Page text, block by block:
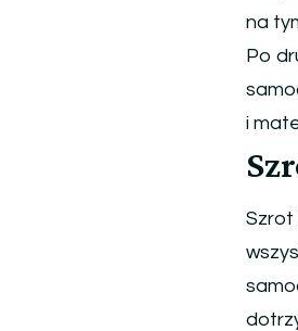
na
Po
i
Szrot